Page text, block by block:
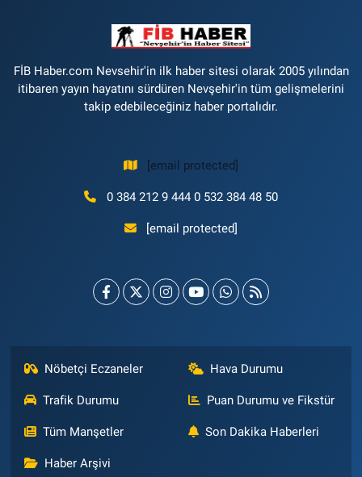
FİB Haber.com Nevsehir'in ilk haber sitesi olarak 2005 yılından
itibaren yayın hayatını sürdüren Nevşehir'in tüm gelişmelerini
takip edebileceğiniz haber portalıdır.
[email protected]
0 384 212 9 444 0 532 384 48 50
[email protected]
Nöbetçi Eczaneler Hava Durumu
Trafik Durumu Puan Durumu ve Fikstür
Tüm Manşetler Son Dakika Haberleri
Haber Arşivi